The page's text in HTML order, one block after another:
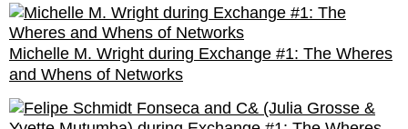
Michelle M. Wright during Exchange #1: The Wheres
and Whens of Networks